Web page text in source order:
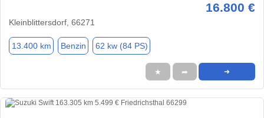
16.800 €
Kleinblittersdorf, 66271
13.400 km Benzin 62 kw (84 PS)
★ ➦ ➜